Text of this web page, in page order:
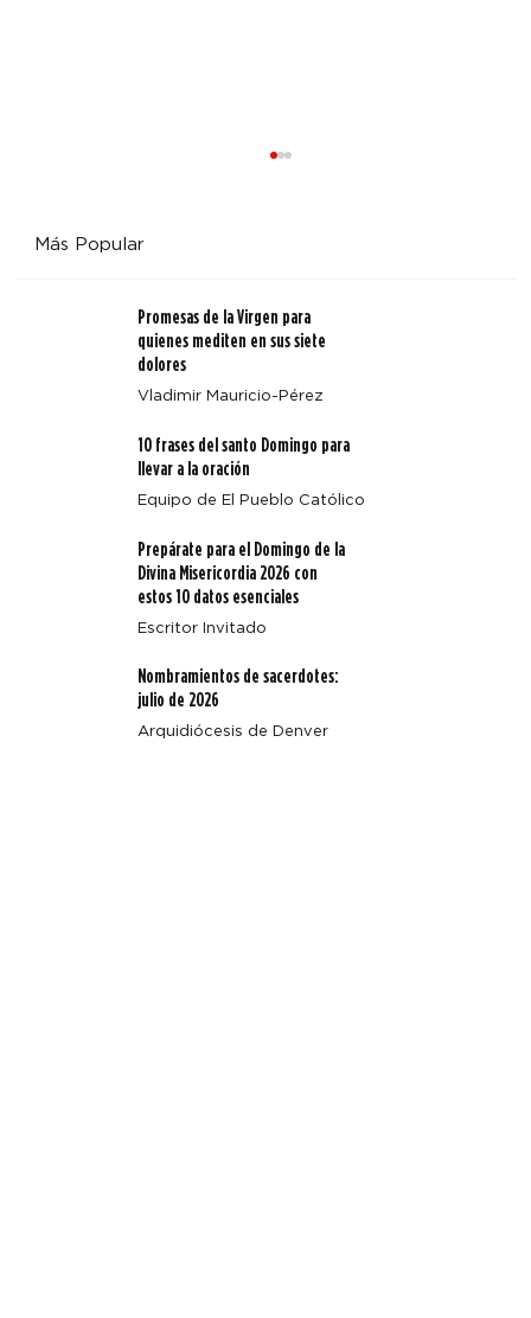
campamento Annunciation Heights
Más Popular
Promesas de la Virgen para
quienes mediten en sus siete
dolores
Vladimir Mauricio-Pérez
10 frases del santo Domingo para
llevar a la oración
Equipo de El Pueblo Católico
Prepárate para el Domingo de la
Divina Misericordia 2026 con
estos 10 datos esenciales
Escritor Invitado
Nombramientos de sacerdotes:
julio de 2026
Arquidiócesis de Denver